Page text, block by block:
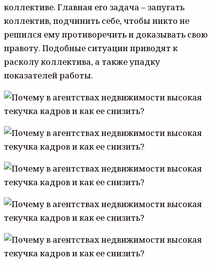
коллективе. Главная его задача – запугать
коллектив, подчинить себе, чтобы никто не
решился ему противоречить и доказывать свою
правоту. Подобные ситуации приводят к
расколу коллектива, а также упадку
показателей работы.